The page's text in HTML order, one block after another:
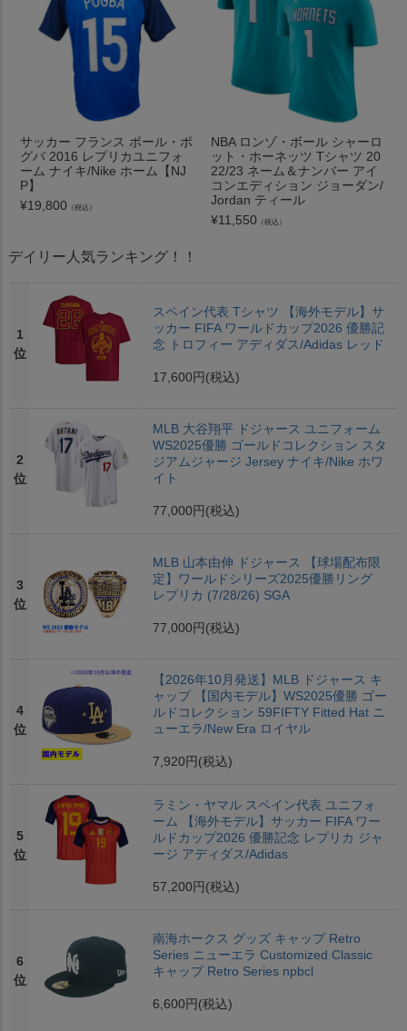
サッカー フランス ポール・ポ
グバ 2016 レプリカユニフォ
ーム ナイキ/Nike ホーム【NJ
P】
¥19,800 （税込）
NBA ロンゾ・ボール シャーロ
ット・ホーネッツ Tシャツ 20
22/23 ネーム＆ナンバー アイ
コンエディション ジョーダン/
Jordan ティール
¥11,550 （税込）
デイリー人気ランキング！！
1
位
スペイン代表 Tシャツ 【海外モデル】サ
ッカー FIFA ワールドカップ2026 優勝記
念 トロフィー アディダス/Adidas レッド
17,600円 (税込)
2
位
MLB 大谷翔平 ドジャース ユニフォーム
WS2025優勝 ゴールドコレクション スタ
ジアムジャージ Jersey ナイキ/Nike ホワ
イト
77,000円 (税込)
3
位
MLB 山本由伸 ドジャース 【球場配布限
定】ワールドシリーズ2025優勝リング
レプリカ (7/28/26) SGA
77,000円 (税込)
4
位
【2026年10月発送】MLB ドジャース キ
ャップ 【国内モデル】WS2025優勝 ゴー
ルドコレクション 59FIFTY Fitted Hat ニ
ューエラ/New Era ロイヤル
7,920円 (税込)
5
位
ラミン・ヤマル スペイン代表 ユニフォ
ーム 【海外モデル】サッカー FIFA ワー
ルドカップ2026 優勝記念 レプリカ ジャ
ージ アディダス/Adidas
57,200円 (税込)
6
位
南海ホークス グッズ キャップ Retro
Series ニューエラ Customized Classic
キャップ Retro Series npbcl
6,600円 (税込)